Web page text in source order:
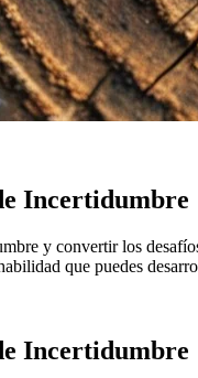
Incertidumbre
y convertir los
que puedes
Incertidumbre